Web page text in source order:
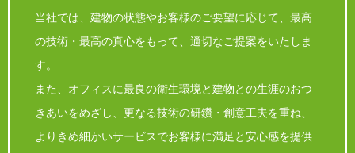
当社では、建物の状態やお客様のご要望に応じて、最高
の技術・最高の真心をもって、適切なご提案をいたしま
す。
また、オフィスに最良の衛生環境と建物との生涯のおつ
きあいをめざし、更なる技術の研鑽・創意工夫を重ね、
よりきめ細かいサービスでお客様に満足と安心感を提供